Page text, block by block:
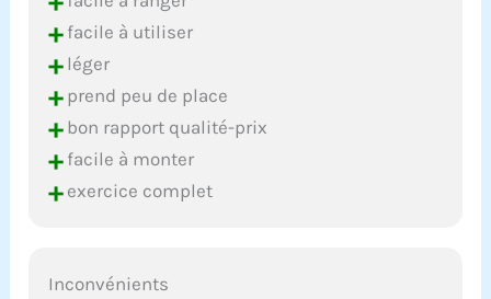
+facile à utiliser
+léger
+prend peu de place
+bon rapport qualité-prix
+facile à monter
+exercice complet
Inconvénients